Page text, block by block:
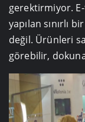
gerektirmiyor.
yapılan sınırlı
değil. Ürünleri
görebilir,